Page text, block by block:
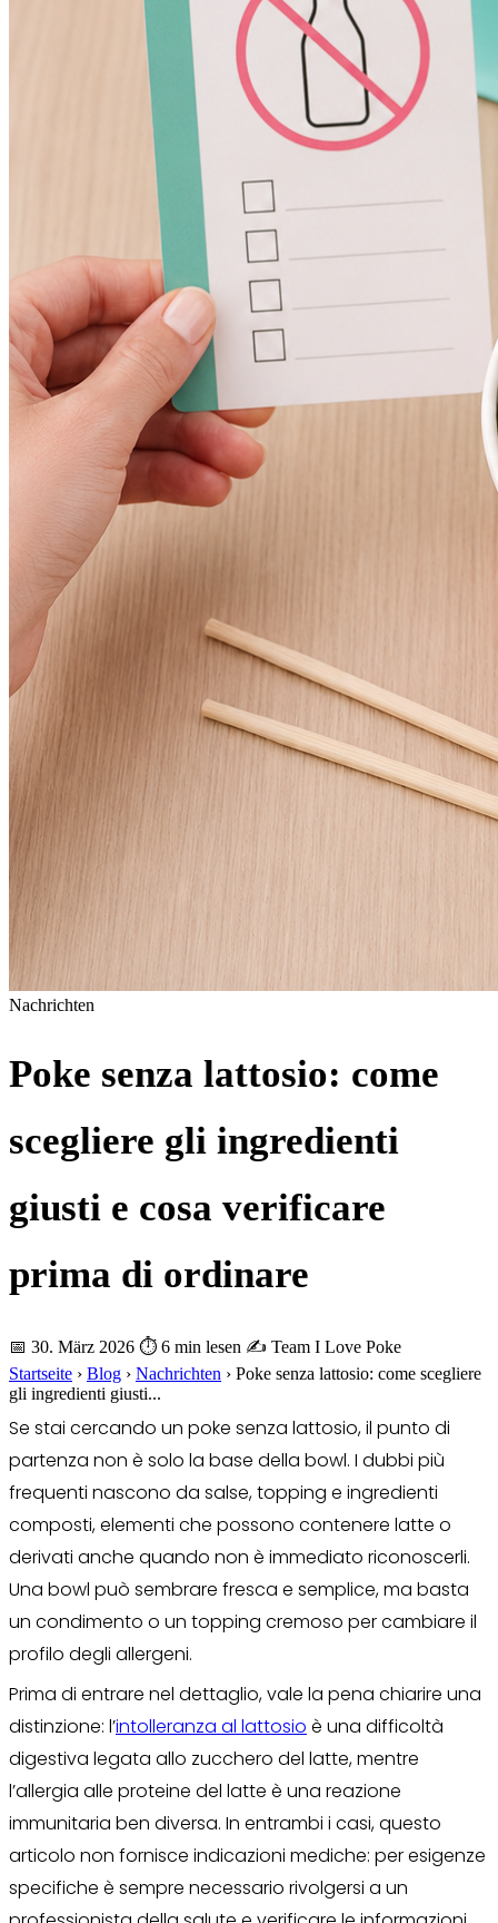
Nachrichten
Poke senza lattosio: come
scegliere gli ingredienti
giusti e cosa verificare
prima di ordinare
📅 30. März 2026 ⏱ 6 min lesen ✍️ Team I Love Poke
Startseite › Blog › Nachrichten › Poke senza lattosio: come scegliere
gli ingredienti giusti...
Se stai cercando un poke senza lattosio, il punto di
partenza non è solo la base della bowl. I dubbi più
frequenti nascono da salse, topping e ingredienti
composti, elementi che possono contenere latte o
derivati anche quando non è immediato riconoscerli.
Una bowl può sembrare fresca e semplice, ma basta
un condimento o un topping cremoso per cambiare il
profilo degli allergeni.
Prima di entrare nel dettaglio, vale la pena chiarire una
distinzione: l’intolleranza al lattosio è una difficoltà
digestiva legata allo zucchero del latte, mentre
l’allergia alle proteine del latte è una reazione
immunitaria ben diversa. In entrambi i casi, questo
articolo non fornisce indicazioni mediche: per esigenze
specifiche è sempre necessario rivolgersi a un